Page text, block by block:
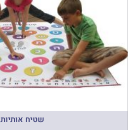
שטיח אותיות